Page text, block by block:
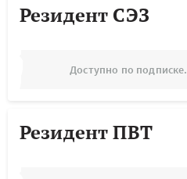
Резидент СЭЗ
Доступно по подписке.
Резидент ПВТ